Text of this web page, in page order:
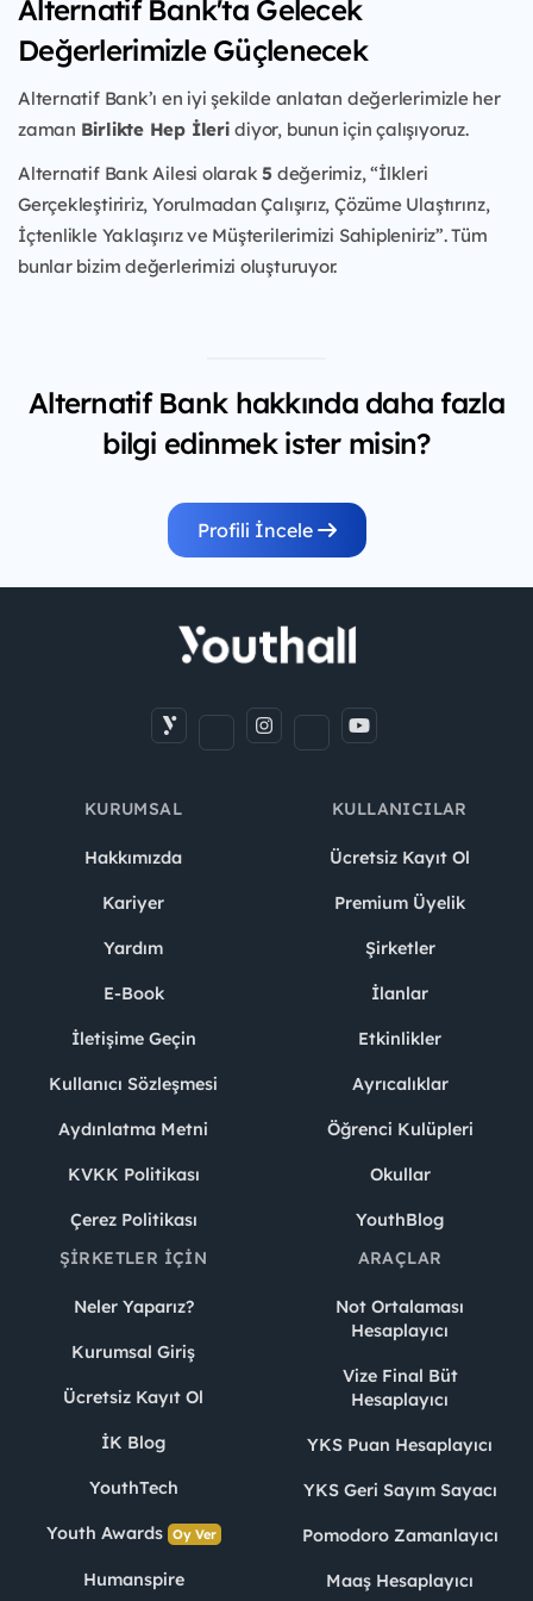
Alternatif Bank'ta Gelecek
Değerlerimizle Güçlenecek
Alternatif Bank’ı en iyi şekilde anlatan değerlerimizle her
zaman Birlikte Hep İleridiyor, bunun için çalışıyoruz.
Alternatif Bank Ailesi olarak5 değerimiz, “İlkleri
Gerçekleştiririz, Yorulmadan Çalışırız, Çözüme Ulaştırırız,
İçtenlikle Yaklaşırız ve Müşterilerimizi Sahipleniriz”. Tüm
bunlar bizim değerlerimizi oluşturuyor.
Alternatif Bank hakkında daha fazla
bilgi edinmek ister misin?
Profili İncele
KURUMSAL
Hakkımızda
Kariyer
Yardım
E-Book
İletişime Geçin
Kullanıcı Sözleşmesi
Aydınlatma Metni
KVKK Politikası
Çerez Politikası
KULLANICILAR
Ücretsiz Kayıt Ol
Premium Üyelik
Şirketler
İlanlar
Etkinlikler
Ayrıcalıklar
Öğrenci Kulüpleri
Okullar
YouthBlog
ŞIRKETLER İÇIN
Neler Yaparız?
Kurumsal Giriş
Ücretsiz Kayıt Ol
İK Blog
YouthTech
Youth Awards Oy Ver
Humanspire
ARAÇLAR
Not Ortalaması
Hesaplayıcı
Vize Final Büt
Hesaplayıcı
YKS Puan Hesaplayıcı
YKS Geri Sayım Sayacı
Pomodoro Zamanlayıcı
Maaş Hesaplayıcı